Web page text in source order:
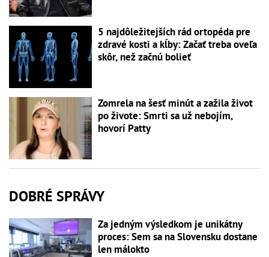
5 najdôležitejších rád ortopéda pre
zdravé kosti a kĺby: Začať treba oveľa
skôr, než začnú bolieť
Zomrela na šesť minút a zažila život
po živote: Smrti sa už nebojím,
hovorí Patty
DOBRÉ SPRÁVY
Za jedným výsledkom je unikátny
proces: Sem sa na Slovensku dostane
len málokto